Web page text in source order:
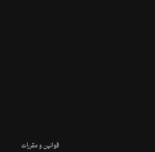
قوانین و مقررات